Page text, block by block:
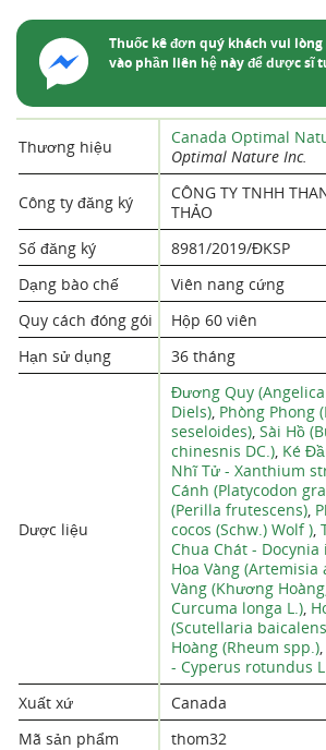
Thuốc kê đơn quý khách vui
vào phần liên hệ này để dược sĩ
Thương hiệu Canada Optimal
Optimal Nature Inc.
Công ty đăng ký
CÔNG TY TNHH
THẢO
Số đăng ký
8981/2019/ĐKSP
Dạng bào chế
Viên nang cứng
Quy cách đóng gói
Hộp 60 viên
Hạn sử dụng
36 tháng
Dược liệu
Đương Quy
Diels), Phòng Phong
seseloides), Sài Hồ
chinesnis DC.), Ké
Nhĩ Tử - Xanthium
Cánh (Platycodon
(Perilla frutescens),
cocos (Schw.) Wolf ),
Chua Chát - Docynia
Hoa Vàng (Artemisia
Vàng (Khương
Curcuma longa L.),
(Scutellaria
Hoàng (Rheum spp.),
- Cyperus rotundus
Xuất xứ
Canada
Mã sản phẩm
thom32